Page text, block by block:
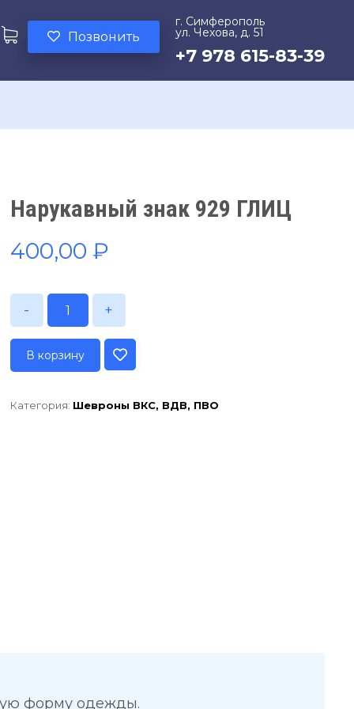
г. Симферополь
ул. Чехова, д. 51
+7 978 615-83-39
Позвонить
Нарукавный знак 929 ГЛИЦ
400,00 ₽
- +
В корзину
Категория: Шевроны ВКС, ВДВ, ПВО
форму одежды.